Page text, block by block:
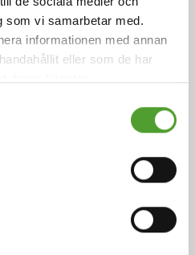
som vi samarbetar med.
informationen med annan
eller som de har
Läs hela artikeln